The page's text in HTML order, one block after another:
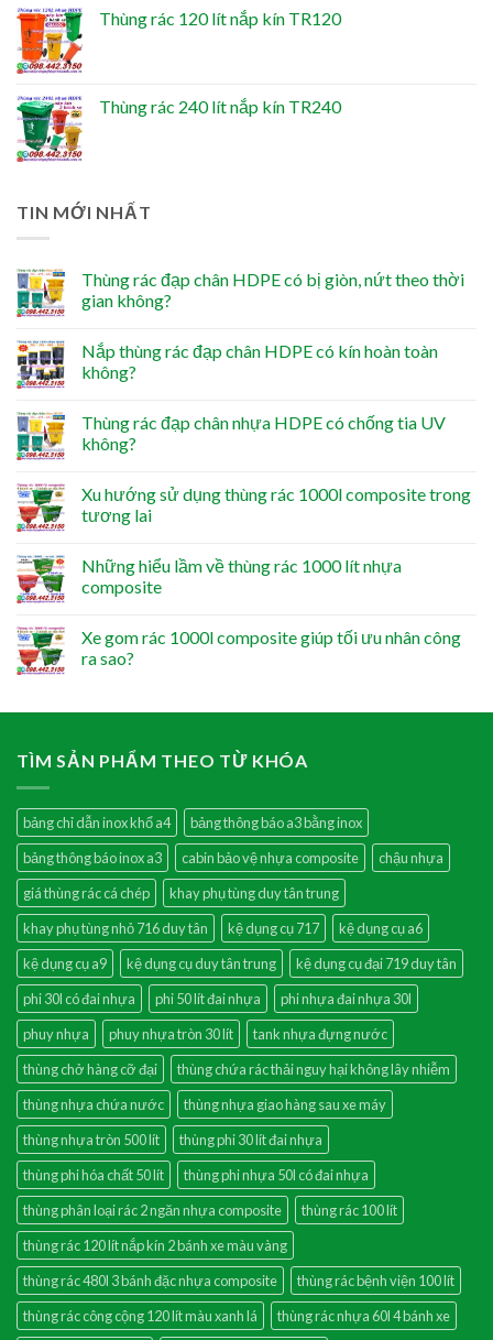
Thùng rác 120 lít nắp kín TR120
Thùng rác 240 lít nắp kín TR240
TIN MỚI NHẤT
Thùng rác đạp chân HDPE có bị giòn, nứt theo thời
gian không?
Nắp thùng rác đạp chân HDPE có kín hoàn toàn
không?
Thùng rác đạp chân nhựa HDPE có chống tia UV
không?
Xu hướng sử dụng thùng rác 1000l composite trong
tương lai
Những hiểu lầm về thùng rác 1000 lít nhựa
composite
Xe gom rác 1000l composite giúp tối ưu nhân công
ra sao?
TÌM SẢN PHẨM THEO TỪ KHÓA
bảng chỉ dẫn inox khổ a4
bảng thông báo a3 bằng inox
bảng thông báo inox a3
cabin bảo vệ nhựa composite
chậu nhựa
giá thùng rác cá chép
khay phụ tùng duy tân trung
khay phụ tùng nhỏ 716 duy tân
kệ dụng cụ 717
kệ dụng cụ a6
kệ dụng cụ a9
kệ dụng cụ duy tân trung
kệ dụng cụ đại 719 duy tân
phi 30l có đai nhựa
phi 50 lít đai nhựa
phi nhựa đai nhựa 30l
phuy nhựa
phuy nhựa tròn 30 lít
tank nhựa đựng nước
thùng chở hàng cỡ đại
thùng chứa rác thải nguy hại không lây nhiễm
thùng nhựa chứa nước
thùng nhựa giao hàng sau xe máy
thùng nhựa tròn 500 lít
thùng phi 30 lít đai nhựa
thùng phi hóa chất 50 lít
thùng phi nhựa 50l có đai nhựa
thùng phân loại rác 2 ngăn nhựa composite
thùng rác 100 lít
thùng rác 120 lít nắp kín 2 bánh xe màu vàng
thùng rác 480l 3 bánh đặc nhựa composite
thùng rác bệnh viện 100 lít
thùng rác công cộng 120 lít màu xanh lá
thùng rác nhựa 60l 4 bánh xe